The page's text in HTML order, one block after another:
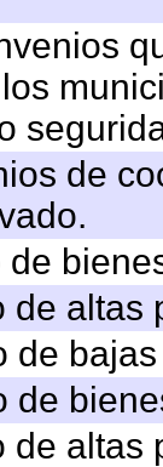
de
de
de
de
de
de